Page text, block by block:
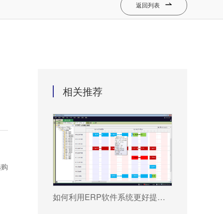
返回列表 
相关推荐
如何利用ERP软件系统更好提升企业运营效率?